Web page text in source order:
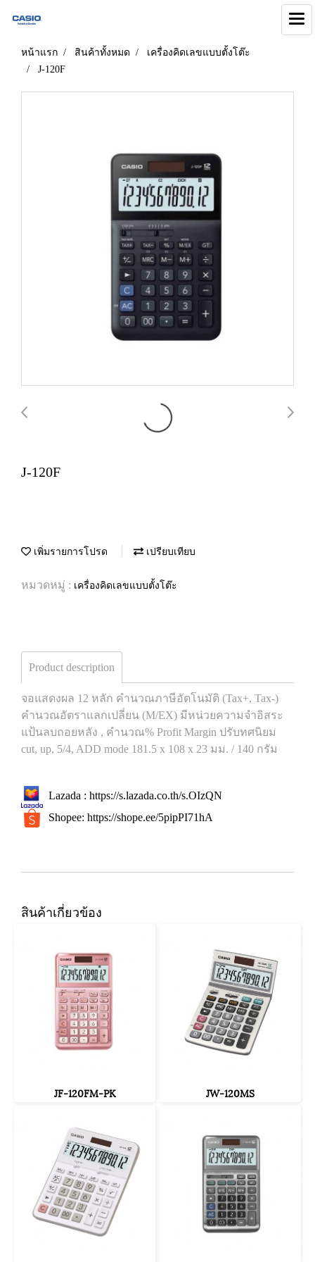
หน้าแรก สินค้าทั้งหมด
เครื่องคิดเลขแบบตั้งโต๊ะ
J-120F
J-120F
เพิ่มรายการโปรด เปรียบเทียบ
หมวดหมู่ : เครื่องคิดเลขแบบตั้งโต๊ะ
Product description
จอแสดงผล 12 หลัก คำนวณภาษีอัตโนมัติ (Tax+, Tax-)
คำนวณอัตราแลกเปลี่ยน (M/EX) มีหน่วยความจำอิสระ
แป้นลบถอยหลัง , คำนวณ% Profit Margin ปรับทศนิยม
cut, up, 5/4, ADD mode 181.5 x 108 x 23 มม. / 140 กรัม
Lazada : https://s.lazada.co.th/s.OIzQN
Shopee: https://shope.ee/5pipPI71hA
สินค้าเกี่ยวข้อง
JF-120FM-PK JW-120MS